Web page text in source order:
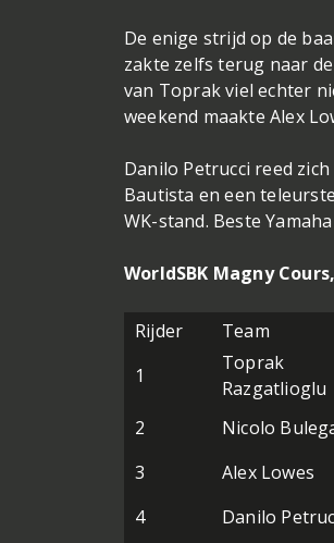
De enige strijd op de
zakte zelfs terug naar
van Toprak viel echter
weekend maakte Alex
Danilo Petrucci reed
Bautista en een
WK-stand. Beste
WorldSBK Magny
Rijder Team
1
Toprak
Razgatlioglu
2
Nicolo
3
Alex Lowes
4
Danilo